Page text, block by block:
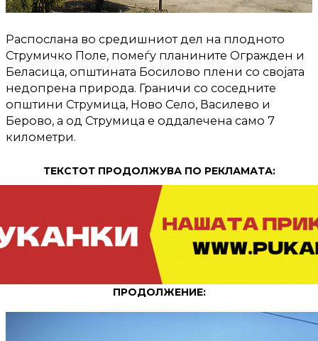
Распослана во средишниот дел на плодното
Струмичко Поле, помеѓу планините Огражден и
Беласица, општината Босилово плени со својата
недопрена природа. Граничи со соседните
општини Струмица, Ново Село, Василево и
Берово, а од Струмица е оддалечена само 7
километри.
ТЕКСТОТ ПРОДОЛЖУВА ПО РЕКЛАМАТА:
ПРОДОЛЖЕНИЕ: